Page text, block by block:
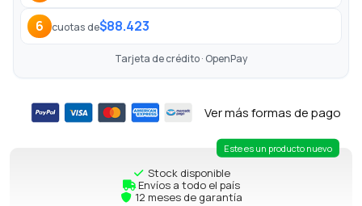
6 cuotas de$88.423
Tarjeta de crédito · OpenPay
Ver más formas de pago
Este es un producto nuevo
Stock disponible
Envíos a todo el país
12 meses de garantía